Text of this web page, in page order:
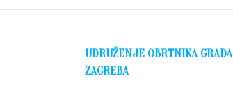
UDRUŽENJE OBRTNIKA GRADA
ZAGREBA